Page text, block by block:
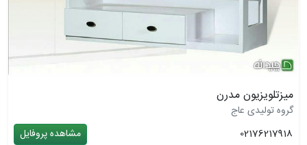
میزتلویزیون مدرن
گروه تولیدی عاج
02176217918
مشاهده پروفایل